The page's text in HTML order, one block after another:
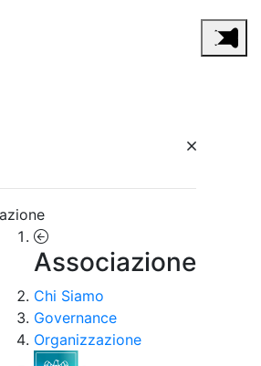
Associazione
Chi Siamo
Governance
Organizzazione